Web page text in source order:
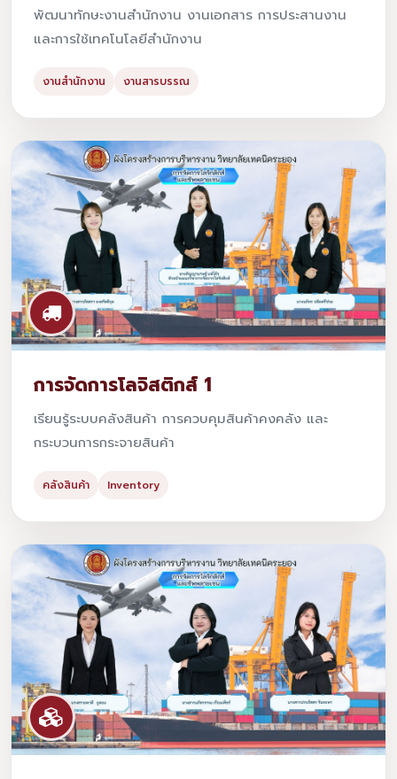
พัฒนาทักษะงานสำนักงาน งานเอกสาร การประสานงาน
และการใช้เทคโนโลยีสำนักงาน
งานสำนักงาน งานสารบรรณ
การจัดการโลจิสติกส์ 1
เรียนรู้ระบบคลังสินค้า การควบคุมสินค้าคงคลัง และ
กระบวนการกระจายสินค้า
คลังสินค้า Inventory